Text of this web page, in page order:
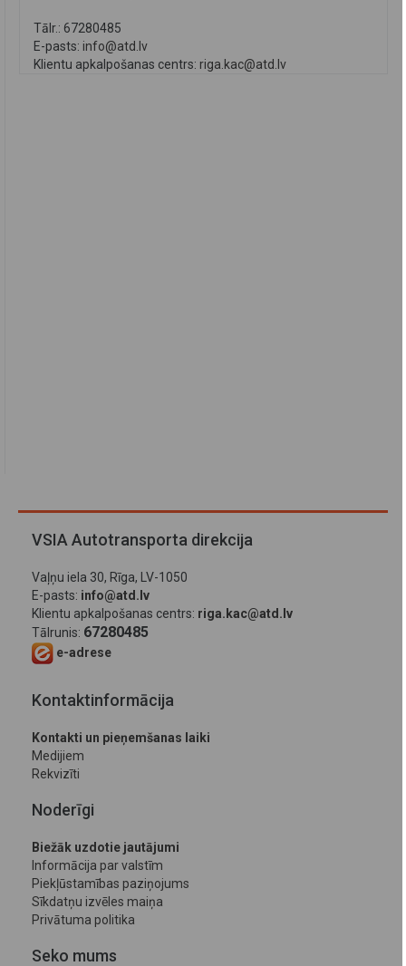
Tālr.: 67280485
E-pasts: info@atd.lv
Klientu apkalpošanas centrs: riga.kac@atd.lv
VSIA Autotransporta direkcija
Vaļņu iela 30, Rīga, LV-1050
E-pasts: info@atd.lv
Klientu apkalpošanas centrs: riga.kac@atd.lv
Tālrunis: 67280485
e-adrese
Kontaktinformācija
Kontakti un pieņemšanas laiki
Medijiem
Rekvizīti
Noderīgi
Biežāk uzdotie jautājumi
Informācija par valstīm
Piekļūstamības paziņojums
Sīkdatņu izvēles maiņa
Privātuma politika
Seko mums